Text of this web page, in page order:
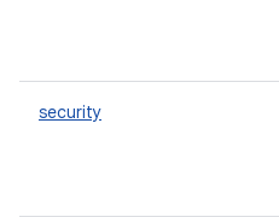
security